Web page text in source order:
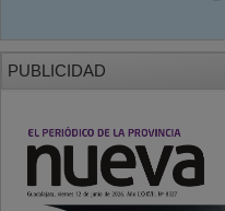
PUBLICIDAD